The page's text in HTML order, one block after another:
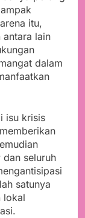
itu,
lain
dalam
isu krisis
dan seluruh
satunya
lokal